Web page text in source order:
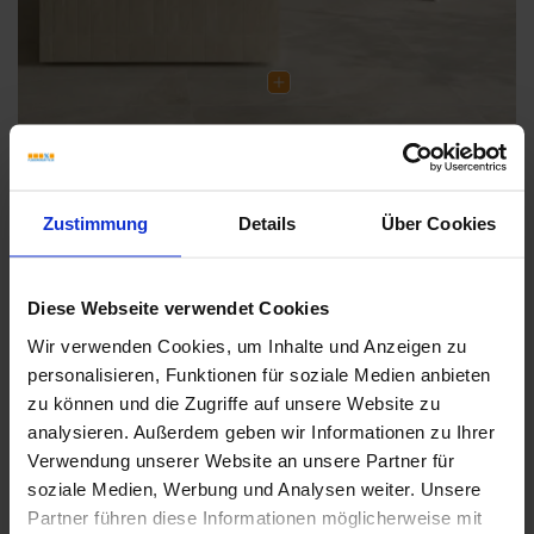
Zustimmung Details Über Cookies
Diese Webseite verwendet Cookies
Wir verwenden Cookies, um Inhalte und Anzeigen zu
personalisieren, Funktionen für soziale Medien anbieten
zu können und die Zugriffe auf unsere Website zu
analysieren. Außerdem geben wir Informationen zu Ihrer
Verwendung unserer Website an unsere Partner für
soziale Medien, Werbung und Analysen weiter. Unsere
Partner führen diese Informationen möglicherweise mit
Fliesenkleber
Showroom Showroom